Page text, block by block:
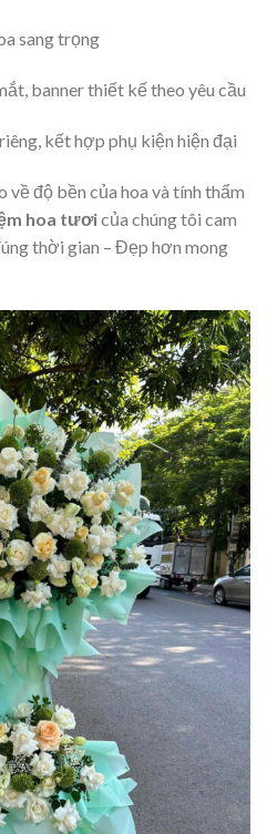
sang trọng
banner thiết kế theo yêu cầu
kết hợp phụ kiện hiện đại
về độ bền của hoa và tính thẩm
hoa tươicủa chúng tôi cam
thời gian – Đẹp hơn mong